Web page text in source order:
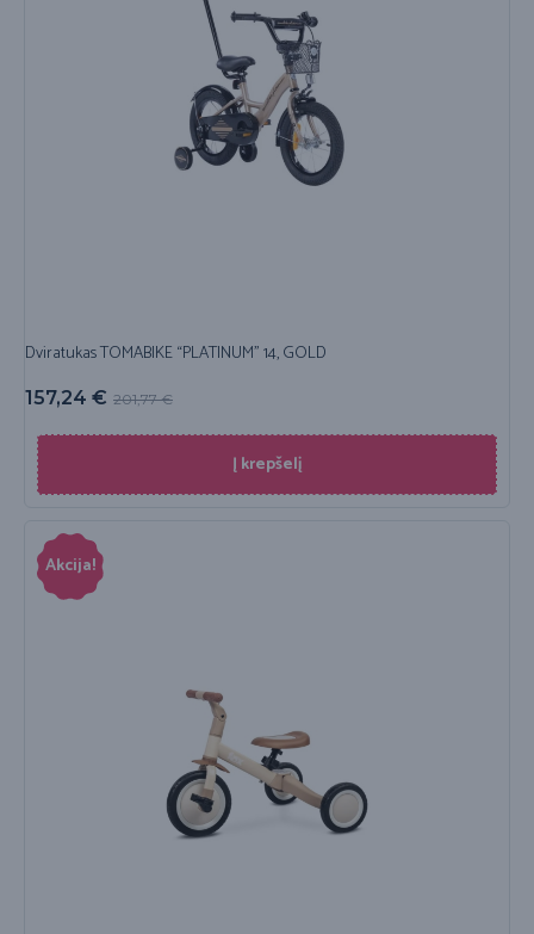
Dviratukas TOMABIKE “PLATINUM” 14, GOLD
201,77€
157,24 €
Į krepšelį
Akcija!